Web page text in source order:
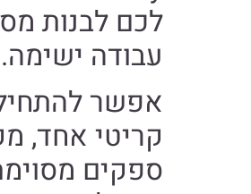
לכם לבנות
עבודה ישימה.
אפשר
קריטי אחד,
ספקים